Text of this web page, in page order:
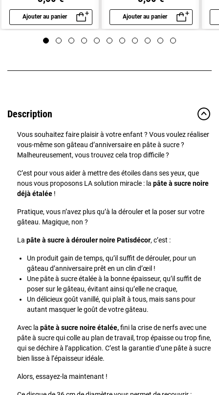
Ajouter au panier
Aperçu rapide
Ajouter au panier
Aperçu rapide
Description
Vous souhaitez faire plaisir à votre enfant ? Vous voulez réaliser
vous-même son gâteau d’anniversaire en pâte à sucre ?
Malheureusement, vous trouvez cela trop difficile ?
C’est pour vous aider à mettre des étoiles dans ses yeux, que
nous vous proposons LA solution miracle : la pâte à sucre noire
déjà étalée !
Pratique, vous n’avez plus qu’à la dérouler et la poser sur votre
gâteau. Magique, non ?
La pâte à sucre à dérouler noire Patisdécor, c’est :
Un produit gain de temps, qu’il suffit de dérouler, pour un
gâteau d’anniversaire prêt en un clin d’œil !
Une pâte à sucre étalée à la bonne épaisseur, qu’il suffit de
poser sur le gâteau, évitant ainsi qu’elle ne craque,
Un délicieux goût vanillé, qui plaît à tous, mais sans pour
autant masquer le goût de votre gâteau.
Avec la pâte à sucre noire étalée,fini la crise de nerfs avec une
pâte à sucre qui colle au plan de travail, trop épaisse ou trop fine,
qui se déchire à l’application. C’est la garantie d’une pâte à sucre
bien lisse à l’épaisseur idéale.
Alors, essayez-la maintenant !